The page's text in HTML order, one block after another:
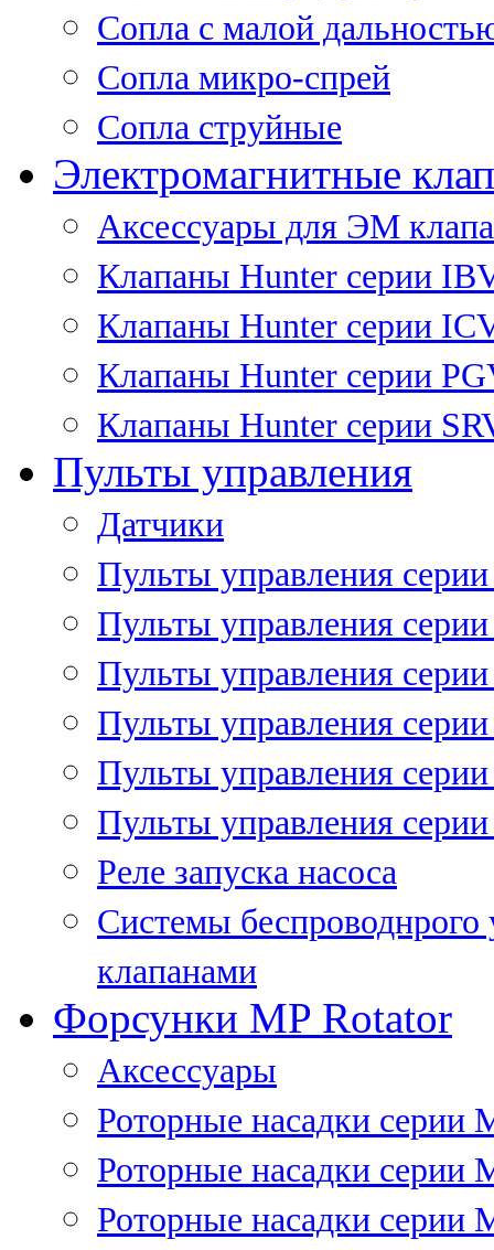
Сопла с малой
Сопла микро-спрей
Сопла струйные
Электромагнитные
Аксессуары для ЭМ
Клапаны Hunter серии
Клапаны Hunter серии
Клапаны Hunter серии
Клапаны Hunter серии
Пульты управления
Датчики
Пульты управления
Пульты управления
Пульты управления
Пульты управления
Пульты управления
Пульты управления
Реле запуска насоса
Системы
клапанами
Форсунки MP Rotator
Аксессуары
Роторные насадки серии
Роторные насадки серии
Роторные насадки серии